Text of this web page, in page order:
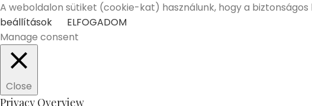
A weboldalon sütiket (cookie-kat) használunk, hogy a
beállítások
ELFOGADOM
Manage consent
Close
Privacy Overview